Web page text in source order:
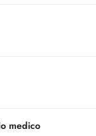
medico